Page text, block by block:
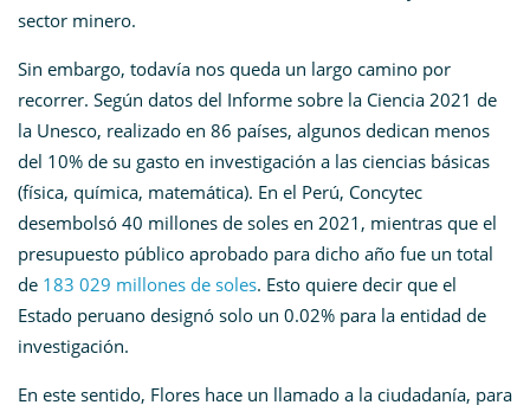
sector minero.
Sin embargo, todavía nos queda un largo camino por
recorrer. Según datos del Informe sobre la Ciencia 2021 de
la Unesco, realizado en 86 países, algunos dedican menos
del 10% de su gasto en investigación a las ciencias básicas
(física, química, matemática). En el Perú, Concytec
desembolsó 40 millones de soles en 2021, mientras que el
presupuesto público aprobado para dicho año fue un total
de 183 029 millones de soles. Esto quiere decir que el
Estado peruano designó solo un 0.02% para la entidad de
investigación.
En este sentido, Flores hace un llamado a la ciudadanía, para